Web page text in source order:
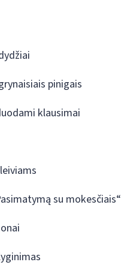
pinigais
klausimai
su mokesčiais“